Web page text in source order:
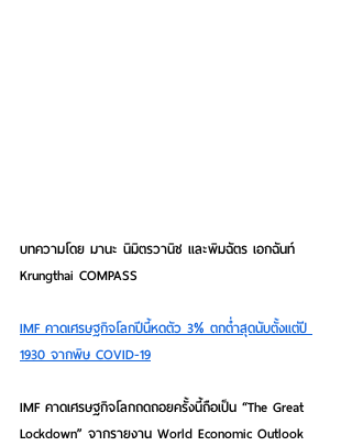
บทความโดย มานะ นิมิตรวานิช และพิมฉัตร เอกฉันท์
Krungthai COMPASS
IMF คาดเศรษฐกิจโลกปีนี้หดตัว 3% ตกต่ำสุดนับตั้งแต่ปี
1930 จากพิษ COVID-19
IMF คาดเศรษฐกิจโลกถดถอยครั้งนี้ถือเป็น “The Great
Lockdown” จากรายงาน World Economic Outlook